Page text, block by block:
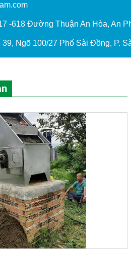
-618 Đường Thuận An Hòa, An
Ngõ 100/27 Phố Sài Đồng, P.